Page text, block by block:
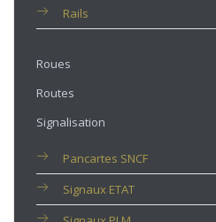
Rails
Roues
Routes
Signalisation
Pancartes SNCF
Signaux ETAT